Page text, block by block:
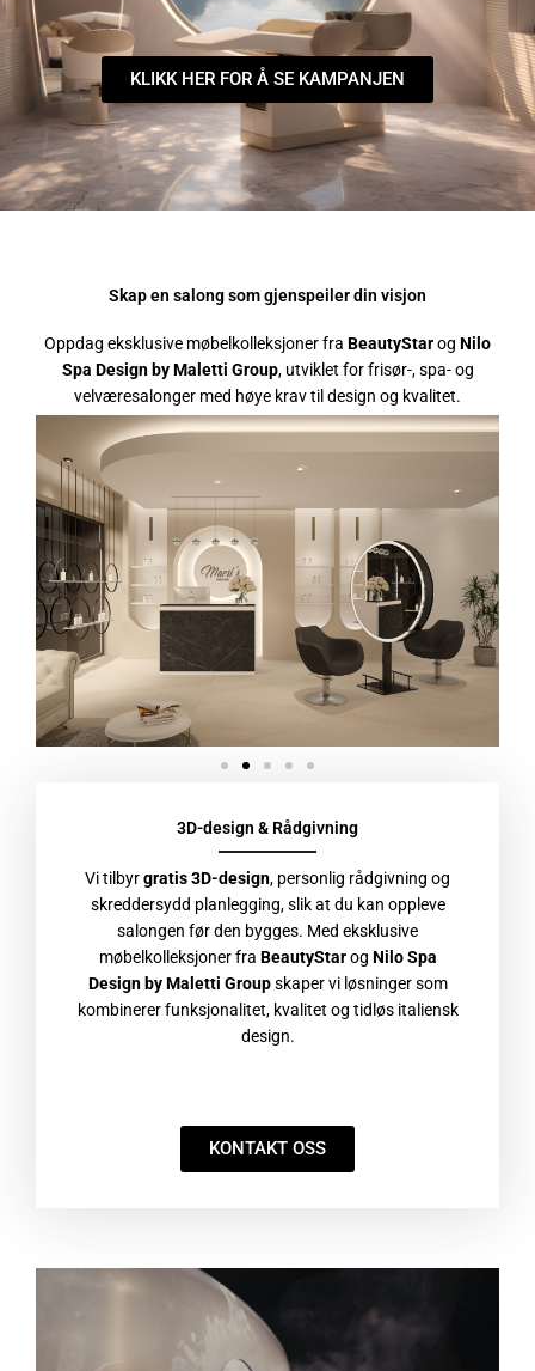
KLIKK HER FOR Å SE KAMPANJEN
Skap en salong som gjenspeiler din visjon
Oppdag eksklusive møbelkolleksjoner fra BeautyStarog Nilo
Spa Design by Maletti Group, utviklet for frisør-, spa- og
velværesalonger med høye krav til design og kvalitet.
3D-design & Rådgivning
Vi tilbyrgratis 3D-design, personlig rådgivning og
skreddersydd planlegging, slik at du kan oppleve
salongen før den bygges. Med eksklusive
møbelkolleksjoner fra BeautyStarog Nilo Spa
Design by Maletti Groupskaper vi løsninger som
kombinerer funksjonalitet, kvalitet og tidløs italiensk
design.
KONTAKT OSS